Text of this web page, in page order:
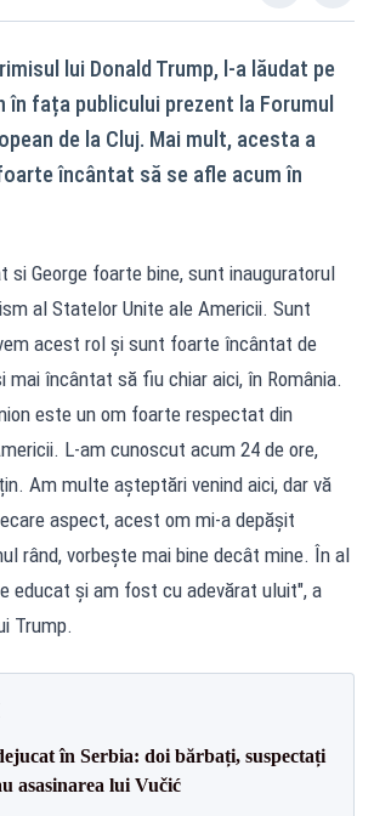
lui Donald Trump, l-a lăudat pe
în fața publicului prezent la Forumul
de la Cluj. Mai mult, acesta a
încântat să se afle acum în
si George foarte bine, sunt inauguratorul
al Statelor Unite ale Americii. Sunt
acest rol și sunt foarte încântat de
mai încântat să fiu chiar aici, în România.
este un om foarte respectat din
L-am cunoscut acum 24 de ore,
Am multe așteptări venind aici, dar vă
aspect, acest om mi-a depășit
rând, vorbește mai bine decât mine. În al
educat și am fost cu adevărat uluit", a
Trump.
în Serbia: doi bărbați, suspectați
asasinarea lui Vučić